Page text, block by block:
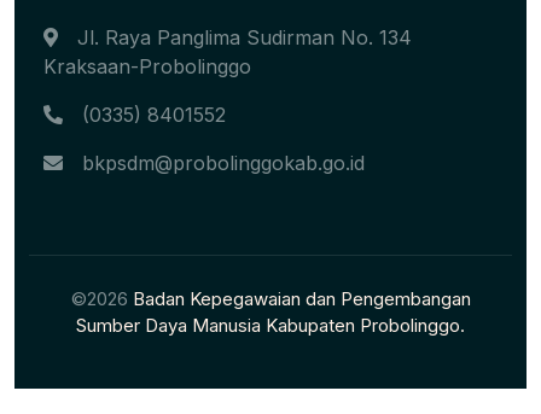
Jl. Raya Panglima Sudirman No. 134
Kraksaan-Probolinggo
(0335) 8401552
bkpsdm@probolinggokab.go.id
©2026 Badan Kepegawaian dan Pengembangan
Sumber Daya Manusia Kabupaten Probolinggo.